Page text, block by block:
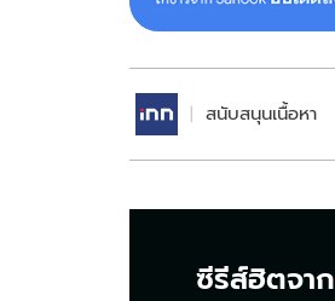
สนับสนุนเนื้อหา
ซีรีส์ฮิตจาก